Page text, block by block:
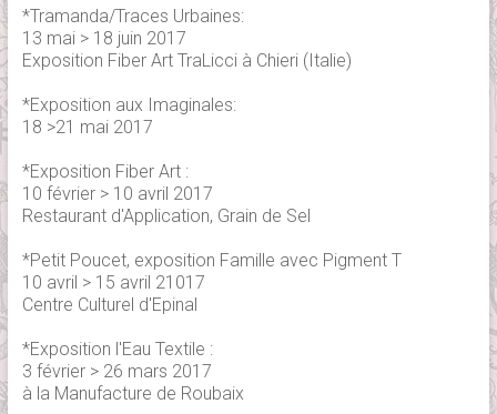
*Tramanda/Traces Urbaines:
13 mai > 18 juin 2017
Exposition Fiber Art TraLicci à Chieri (Italie)
*Exposition aux Imaginales:
18 >21 mai 2017
*Exposition Fiber Art :
10 février > 10 avril 2017
Restaurant d'Application, Grain de Sel
*Petit Poucet, exposition Famille avec Pigment T
10 avril > 15 avril 21017
Centre Culturel d'Epinal
*Exposition l'Eau Textile :
3 février > 26 mars 2017
à la Manufacture de Roubaix